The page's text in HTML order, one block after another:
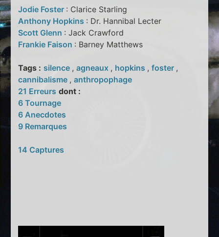
Jodie Foster : Clarice Starling
Anthony Hopkins : Dr. Hannibal Lecter
Scott Glenn : Jack Crawford
Frankie Faison : Barney Matthews
Tags : silence ,agneaux , hopkins ,foster ,
cannibalisme ,anthropophage
21 Erreurs dont :
6 Tournage
6 Anecdotes
9 Remarques
14 Captures